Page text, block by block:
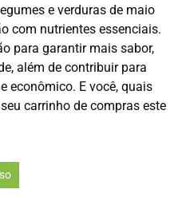
e verduras de maio
com nutrientes essenciais.
para garantir mais sabor,
além de contribuir para
econômico. E você, quais
carrinho de compras este